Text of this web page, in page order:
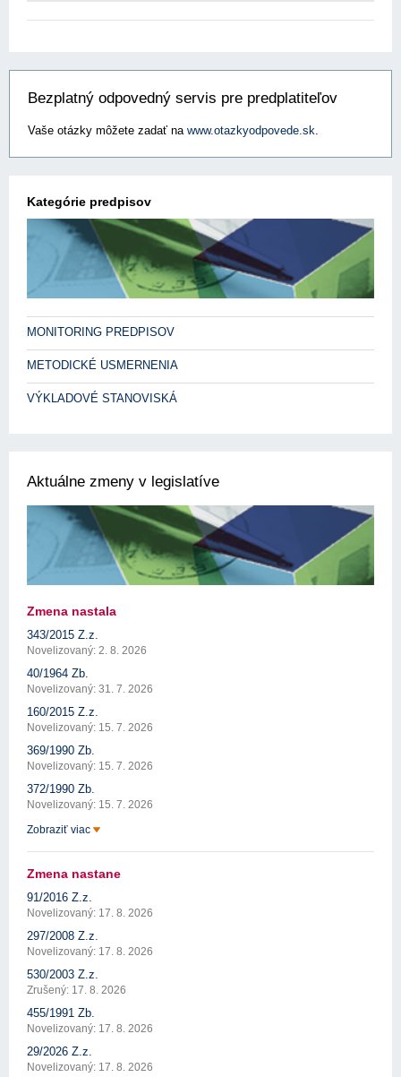
Bezplatný odpovedný servis pre predplatiteľov
Vaše otázky môžete zadať na www.otazkyodpovede.sk.
Kategórie predpisov
MONITORING PREDPISOV
METODICKÉ USMERNENIA
VÝKLADOVÉ STANOVISKÁ
Aktuálne zmeny v legislatíve
Zmena nastala
343/2015 Z.z.
Novelizovaný: 2. 8. 2026
40/1964 Zb.
Novelizovaný: 31. 7. 2026
160/2015 Z.z.
Novelizovaný: 15. 7. 2026
369/1990 Zb.
Novelizovaný: 15. 7. 2026
372/1990 Zb.
Novelizovaný: 15. 7. 2026
Zobraziť viac
Zmena nastane
91/2016 Z.z.
Novelizovaný: 17. 8. 2026
297/2008 Z.z.
Novelizovaný: 17. 8. 2026
530/2003 Z.z.
Zrušený: 17. 8. 2026
455/1991 Zb.
Novelizovaný: 17. 8. 2026
29/2026 Z.z.
Novelizovaný: 17. 8. 2026